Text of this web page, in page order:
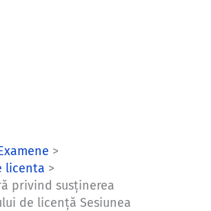
licenta
privind susținerea
de licență Sesiunea